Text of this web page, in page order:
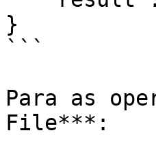
}
```
Para as
File***: